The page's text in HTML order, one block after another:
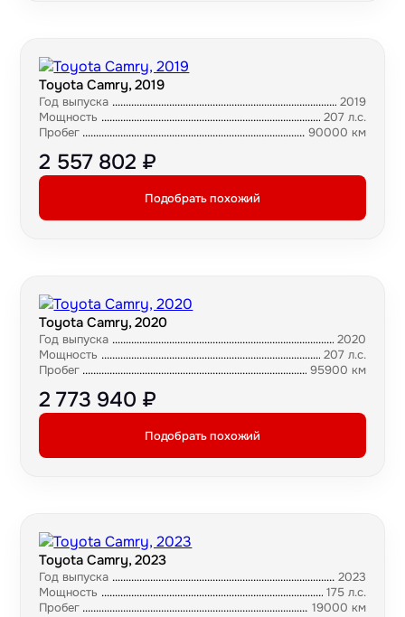
Toyota Camry, 2019
Год выпуска
2019
Мощность
207 л.с.
Пробег
90000 км
2 557 802 ₽
Подобрать похожий
Toyota Camry, 2020
Год выпуска
2020
Мощность
207 л.с.
Пробег
95900 км
2 773 940 ₽
Подобрать похожий
Toyota Camry, 2023
Год выпуска
2023
Мощность
175 л.с.
Пробег
19000 км